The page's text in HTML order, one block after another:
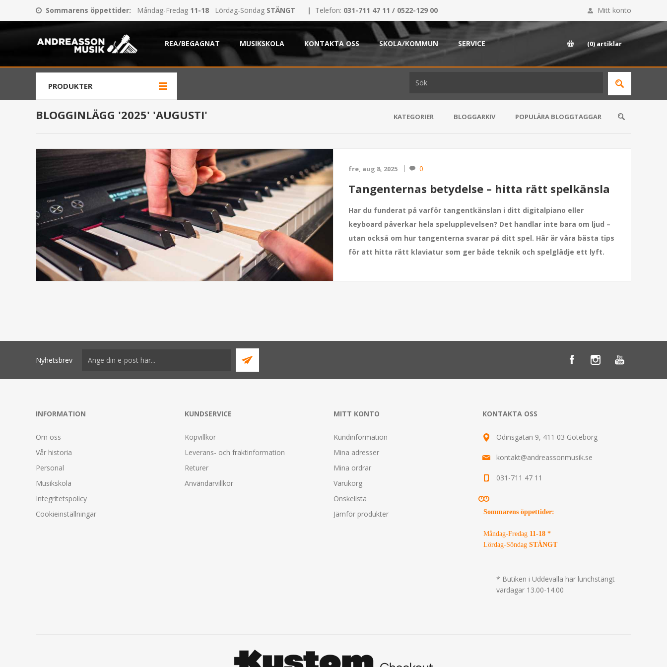
Sommarens öppettider: Måndag-Fredag 11-18 Lördag-Söndag STÄNGT | Telefon: 031-711 47 11 / 0522-129 00 Mitt konto
REA/BEGAGNAT MUSIKSKOLA KONTAKTA OSS SKOLA/KOMMUN SERVICE (0) artiklar
PRODUKTER
BLOGGINLÄGG '2025' 'AUGUSTI'
fre, aug 8, 2025 0
Tangenternas betydelse – hitta rätt spelkänsla
Har du funderat på varför tangentkänslan i ditt digitalpiano eller
keyboard påverkar hela spelupplevelsen? Det handlar inte bara om ljud –
utan också om hur tangenterna svarar på ditt spel. Här är våra bästa tips
för att hitta rätt klaviatur som ger både teknik och spelglädje ett lyft.
KATEGORIER BLOGGARKIV POPULÄRA BLOGGTAGGAR
Nyhetsbrev
INFORMATION
Om oss
Vår historia
Personal
Musikskola
Integritetspolicy
Cookieinställningar
KUNDSERVICE
Köpvillkor
Leverans- och fraktinformation
Returer
Användarvillkor
MITT KONTO
Kundinformation
Mina adresser
Mina ordrar
Varukorg
Önskelista
Jämför produkter
KONTAKTA OSS
Odinsgatan 9, 411 03 Göteborg
kontakt@andreassonmusik.se
031-711 47 11
Sommarens öppettider:
Måndag-Fredag 11-18 *
Lördag-Söndag STÄNGT
* Butiken i Uddevalla har lunchstängt
vardagar 13.00-14.00